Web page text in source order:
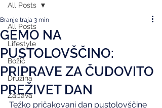
All Posts
Lifestyle
Božič
Družina
Zabava
All Posts
GEMO NA
PUSTOLOVŠČINO:
PRIPRAVE ZA ČUDOVITO
PREŽIVET DAN
Branje traja 3 min
Težko pričakovani dan pustolovščine